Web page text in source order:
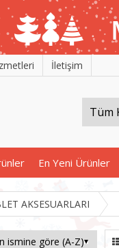
İletişim
En Yeni Ürünler
AKSESUARLARI